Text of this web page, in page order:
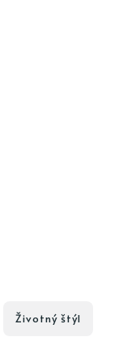
Životný štýl